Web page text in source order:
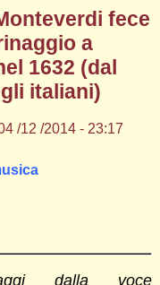
fece
a
1632 (dal
italiani)
/12 /2014 - 23:17
dalla voce